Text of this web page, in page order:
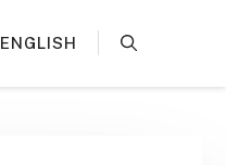
ENGLISH